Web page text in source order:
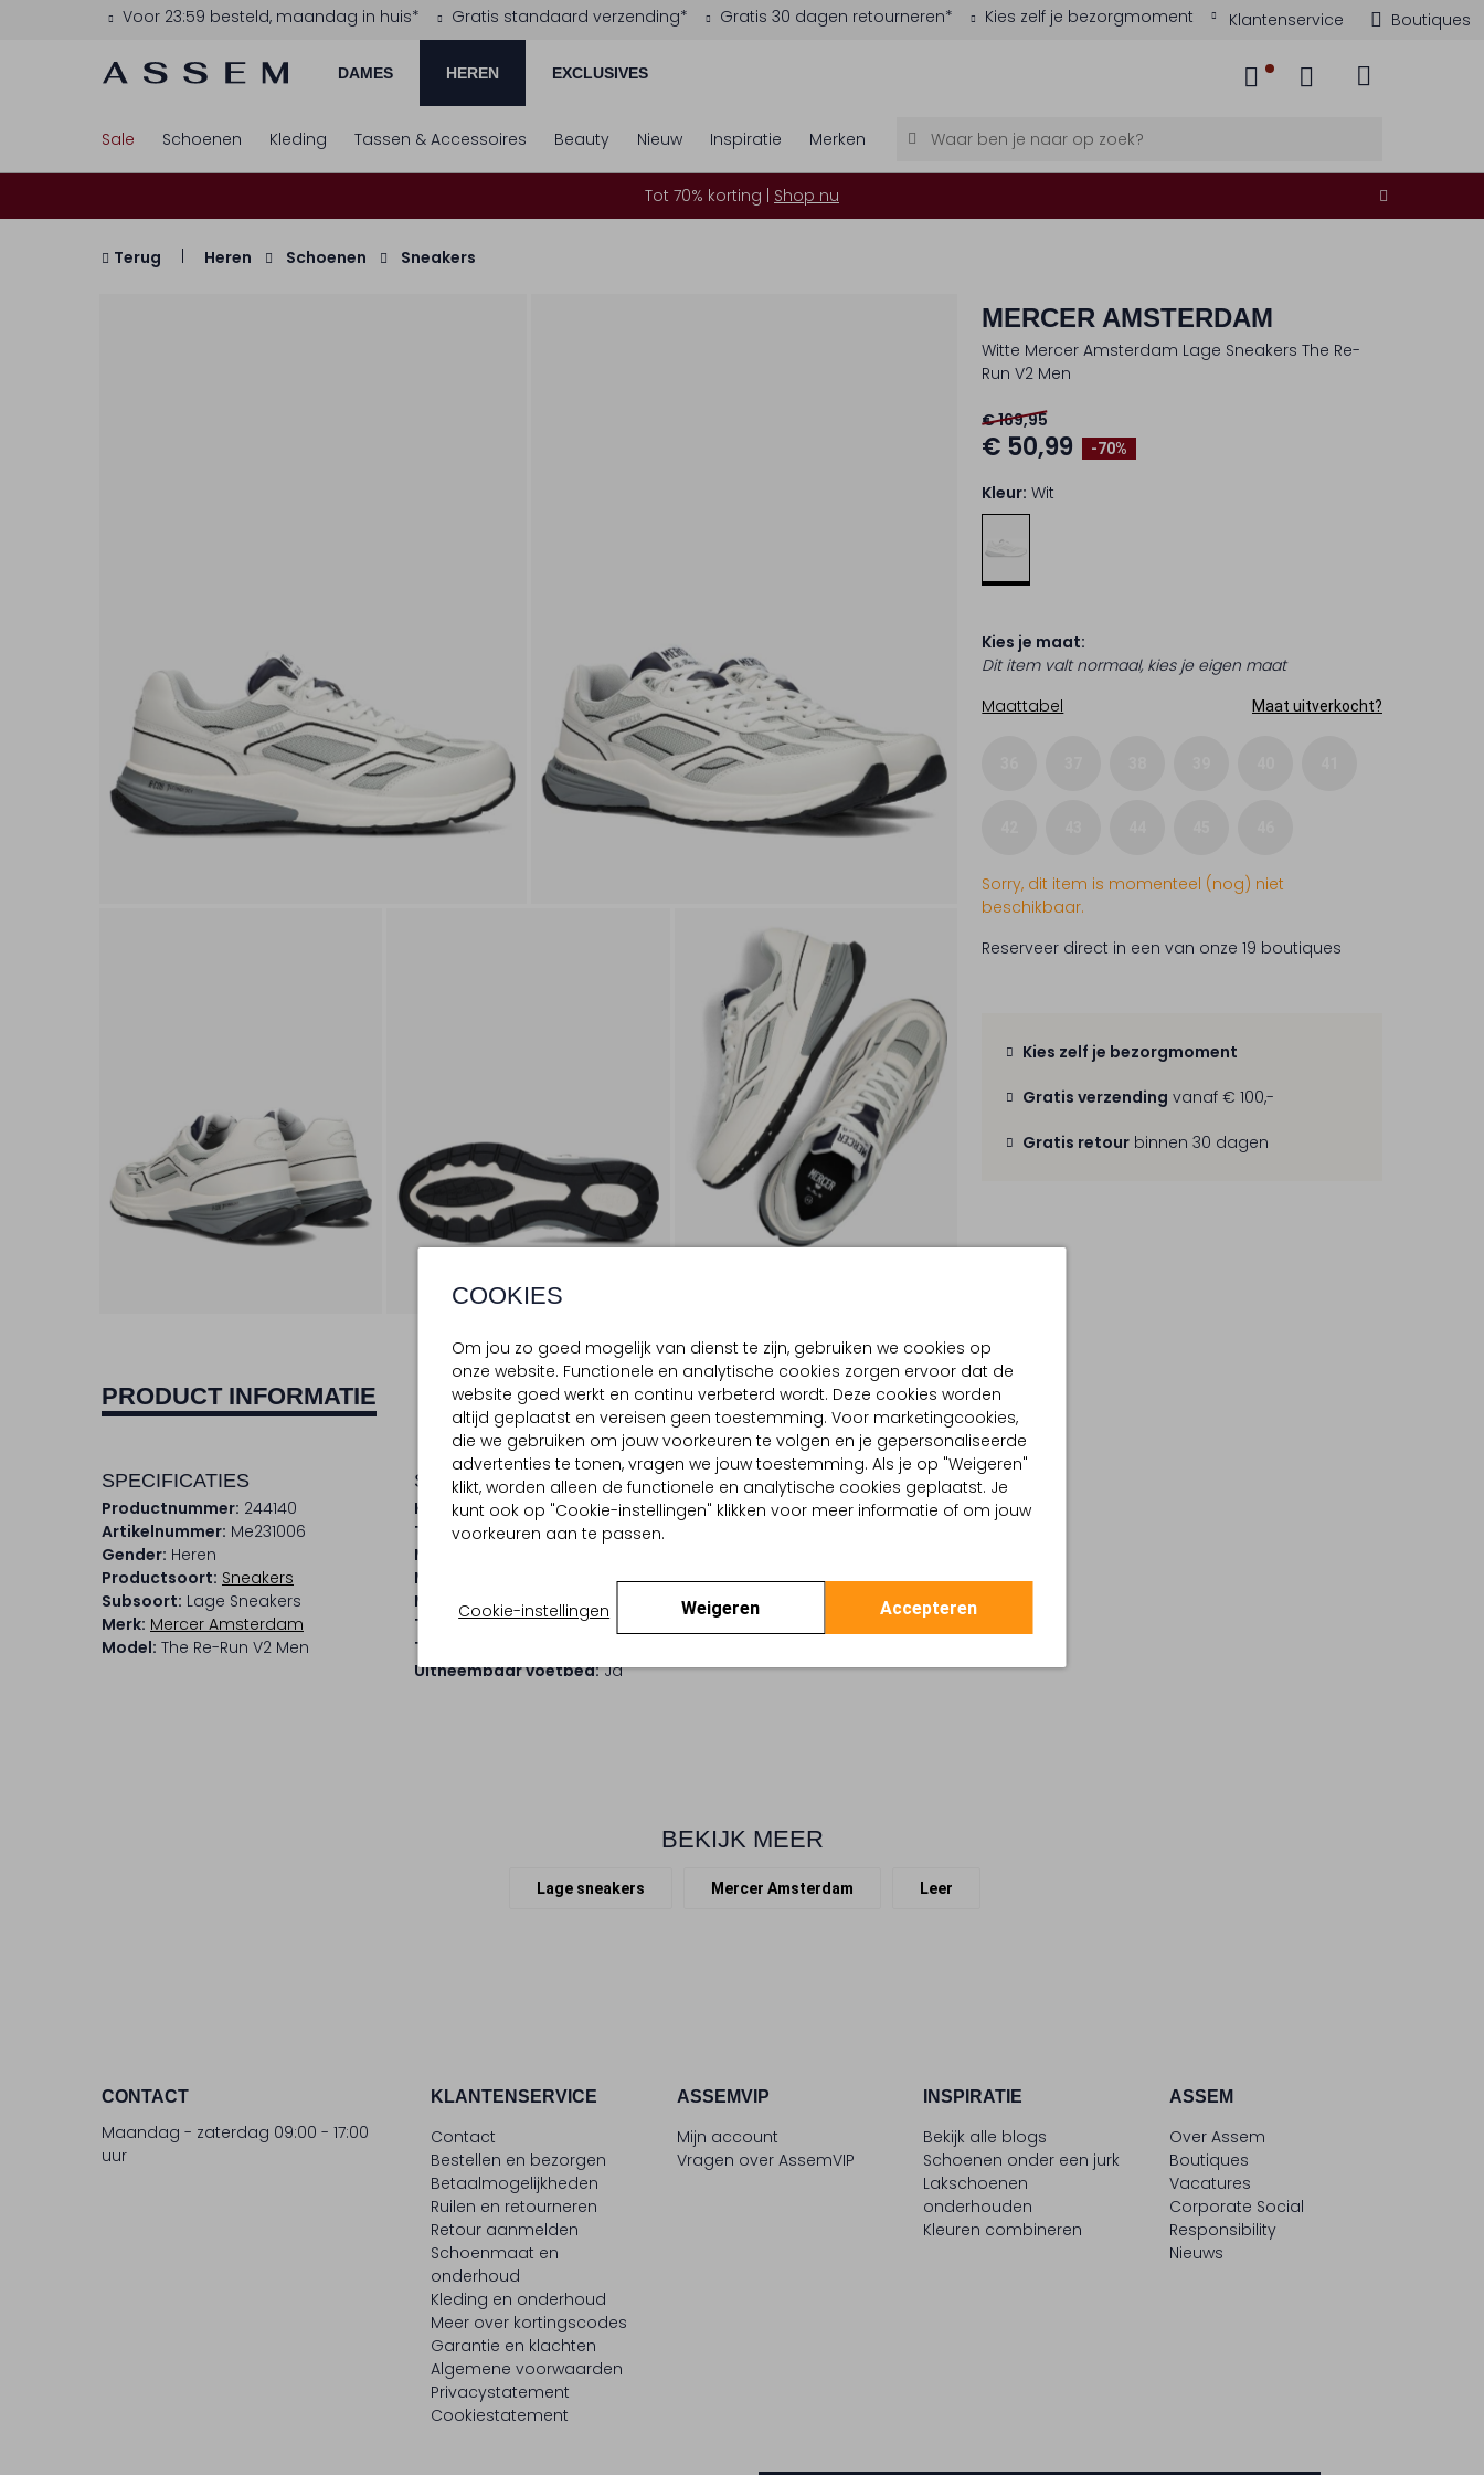
Voor 23:59 besteld, maandag in huis* Gratis standaard verzending* Gratis 30 dagen retourneren* Kies zelf je bezorgmoment Klantenservice Boutiques
DAMES HEREN EXCLUSIVES
COOKIES
Om jou zo goed mogelijk van dienst te zijn, gebruiken we cookies op
onze website. Functionele en analytische cookies zorgen ervoor dat de
website goed werkt en continu verbeterd wordt. Deze cookies worden
altijd geplaatst en vereisen geen toestemming. Voor marketingcookies,
die we gebruiken om jouw voorkeuren te volgen en je gepersonaliseerde
advertenties te tonen, vragen we jouw toestemming. Als je op "Weigeren"
klikt, worden alleen de functionele en analytische cookies geplaatst. Je
kunt ook op "Cookie-instellingen" klikken voor meer informatie of om jouw
voorkeuren aan te passen.
Cookie-instellingen Weigeren Accepteren
Sale Schoenen Kleding Tassen & Accessoires Beauty Nieuw Inspiratie Merken
Tot 70% korting | Shop nu
Terug Heren Schoenen Sneakers
MERCER AMSTERDAM
Witte Mercer Amsterdam Lage Sneakers The Re-
Run V2 Men
-70%
€ 169,95
€ 50,99
Kleur: Wit
Kies je maat:
Dit item valt normaal, kies je eigen maat
Maattabel
Maat uitverkocht?
Sorry, dit item is momenteel (nog) niet
beschikbaar.
Reserveer direct in een van onze 19 boutiques
Kies zelf je bezorgmoment
Gratis verzending vanaf € 100,-
Gratis retour binnen 30 dagen
PRODUCT INFORMATIE BEZORGEN & RETOURNEREN
SPECIFICATIES
Productnummer: 244140
Artikelnummer: Me231006
Gender: Heren
Productsoort: Sneakers
Subsoort: Lage Sneakers
Merk: Mercer Amsterdam
Model: The Re-Run V2 Men
SAMENSTELLING & PASVORM
Kleur: Wit
Trends: Sport
Materiaal buitenkant:
Materiaal binnenkant:
Textiel
Materiaal zool:
Rubber
Type sluiting: Veter
Type neus:
Uitneembaar voetbed: Ja
BEKIJK MEER
Lage sneakers Mercer Amsterdam Leer
CONTACT
Maandag - zaterdag 09:00 - 17:00
uur
KLANTENSERVICE
Contact
Bestellen en bezorgen
Betaalmogelijkheden
Ruilen en retourneren
Retour aanmelden
Schoenmaat en
onderhoud
Kleding en onderhoud
Meer over kortingscodes
Garantie en klachten
Algemene voorwaarden
Privacystatement
Cookiestatement
ASSEMVIP
Mijn account
Vragen over AssemVIP
INSPIRATIE
Bekijk alle blogs
Schoenen onder een jurk
Lakschoenen
onderhouden
Kleuren combineren
ASSEM
Over Assem
Boutiques
Vacatures
Corporate Social
Responsibility
Nieuws